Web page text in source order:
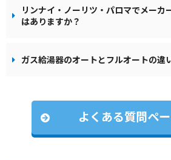
リンナイ・ノーリツ・パロマでメーカ
はありますか？
ガス給湯器のオートとフルオートの違
よくある質問ペ